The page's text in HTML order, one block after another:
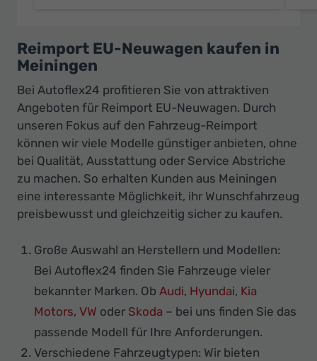
Reimport EU-Neuwagen kaufen in
Meiningen
Bei Autoflex24 profitieren Sie von attraktiven
Angeboten für Reimport EU-Neuwagen. Durch
unseren Fokus auf den Fahrzeug-Reimport
können wir viele Modelle günstiger anbieten, ohne
bei Qualität, Ausstattung oder Service Abstriche
zu machen. So erhalten Kunden aus Meiningen
eine interessante Möglichkeit, ihr Wunschfahrzeug
preisbewusst und gleichzeitig sicher zu kaufen.
Große Auswahl an Herstellern und Modellen:
Bei Autoflex24 finden Sie Fahrzeuge vieler
bekannter Marken. Ob Audi, Hyundai, Kia
Motors, VW oder Skoda – bei uns finden Sie das
passende Modell für Ihre Anforderungen.
Verschiedene Fahrzeugtypen: Wir bieten